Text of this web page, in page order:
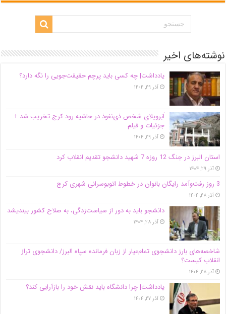
نوشته‌های اخیر
یادداشت| ‌چه کسی باید پرچم حقیقت‌جویی را نگه دارد؟
آذر ۲۹, ۱۴۰۴
اَبَر‌ویلای شخص ذی‌نفوذ در حاشیه‌ رود کرج تخریب شد +
جزئیات و فیلم
آذر ۲۹, ۱۴۰۴
استان البرز در جنگ 12 روزه 7 شهید دانشجو تقدیم انقلاب کرد
آذر ۲۹, ۱۴۰۴
3 روز رفت‌وآمد رایگان بانوان در خطوط اتوبوسرانی شهری کرج
آذر ۲۸, ۱۴۰۴
دانشجو باید به دور از سیاست‌زدگی، به صلاح کشور بیندیشد
آذر ۲۸, ۱۴۰۴
شاخصه‌های بارز دانشجوی تمام‌عیار از زبان فرمانده سپاه البرز/ دانشجوی تراز
انقلاب کیست؟
آذر ۲۸, ۱۴۰۴
یادداشت| چرا دانشگاه باید نقش خود را بازآرایی کند؟
آذر ۲۷, ۱۴۰۴